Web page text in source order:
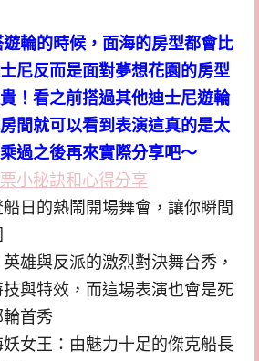
輪的時候，面海的房型都會比
尼反而是面對夢想花園的房型
！看之前搭過其他迪士尼遊輪
間就可以看到表演這真的是太
過之後再來實際分享吧～
小秘訣和心得分享
日的熱鬧開場舞會，讓你瞬間
雄與反派的激烈對決舞台秀，
與特效，而這場表演也會是死
首秀
女王：由魅力十足的傑克船長